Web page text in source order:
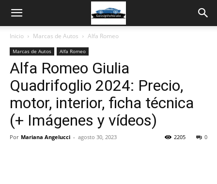
Inicio Marcas de Autos Alfa Romeo
Marcas de Autos Alfa Romeo
Alfa Romeo Giulia
Quadrifoglio 2024: Precio,
motor, interior, ficha técnica
(+ Imágenes y vídeos)
Por Mariana Angelucci - agosto 30, 2023 0
2205